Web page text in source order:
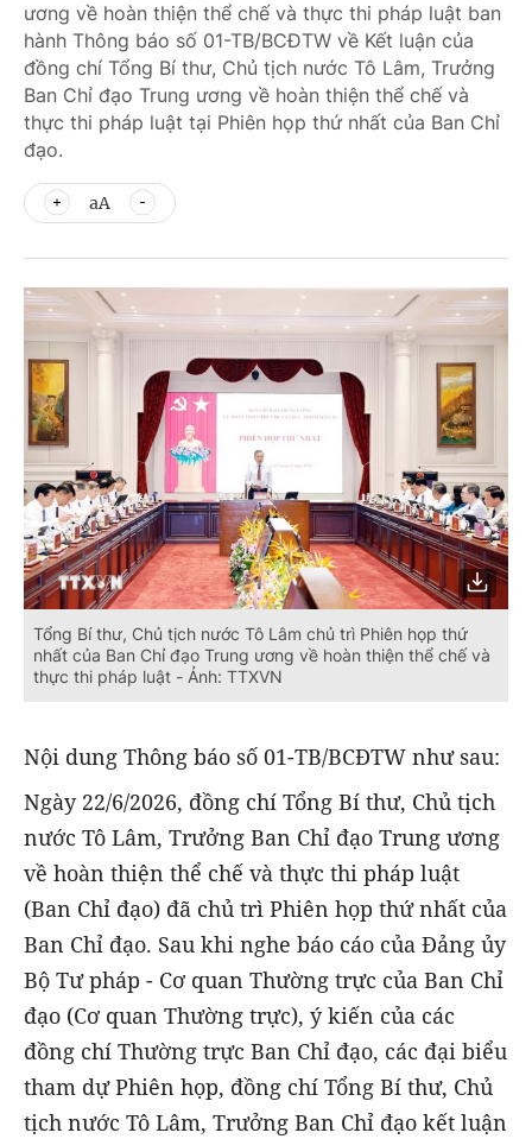
ương về hoàn thiện thể chế và thực thi pháp luật ban
hành Thông báo số 01-TB/BCĐTW về Kết luận của
đồng chí Tổng Bí thư, Chủ tịch nước Tô Lâm, Trưởng
Ban Chỉ đạo Trung ương về hoàn thiện thể chế và
thực thi pháp luật tại Phiên họp thứ nhất của Ban Chỉ
đạo.
aA
Tổng Bí thư, Chủ tịch nước Tô Lâm chủ trì Phiên họp thứ
nhất của Ban Chỉ đạo Trung ương về hoàn thiện thể chế và
thực thi pháp luật - Ảnh: TTXVN
Nội dung Thông báo số 01-TB/BCĐTW như sau:
Ngày 22/6/2026, đồng chí Tổng Bí thư, Chủ tịch
nước Tô Lâm, Trưởng Ban Chỉ đạo Trung ương
về hoàn thiện thể chế và thực thi pháp luật
(Ban Chỉ đạo) đã chủ trì Phiên họp thứ nhất của
Ban Chỉ đạo. Sau khi nghe báo cáo của Đảng ủy
Bộ Tư pháp - Cơ quan Thường trực của Ban Chỉ
đạo (Cơ quan Thường trực), ý kiến của các
đồng chí Thường trực Ban Chỉ đạo, các đại biểu
tham dự Phiên họp, đồng chí Tổng Bí thư, Chủ
tịch nước Tô Lâm, Trưởng Ban Chỉ đạo kết luận